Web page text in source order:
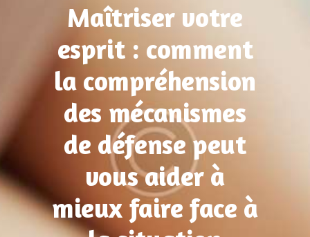
Maîtriser votre
esprit : comment
la compréhension
des mécanismes
de défense peut
vous aider à
mieux faire face à
PRENEZ UN RDV